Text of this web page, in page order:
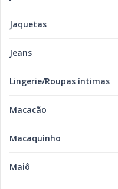
Jaquetas
Jeans
Lingerie/Roupas íntimas
Macacão
Macaquinho
Maiô